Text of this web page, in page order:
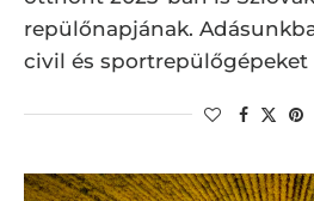
repülőnapjának.
civil és